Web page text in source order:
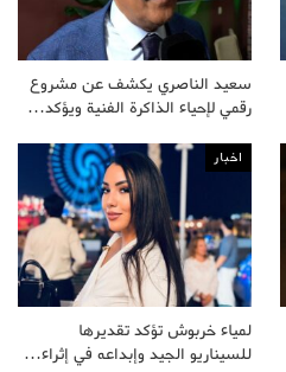
سعيد الناصري يكشف عن مشروع
رقمي لإحياء الذاكرة الفنية ويؤكد…
اخبار
لمياء خربوش تؤكد تقديرها
للسيناريو الجيد وإبداعه في إثراء…